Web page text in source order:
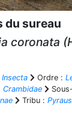
du sureau
coronata
Insecta Ordre :
Crambidae
Tribu :